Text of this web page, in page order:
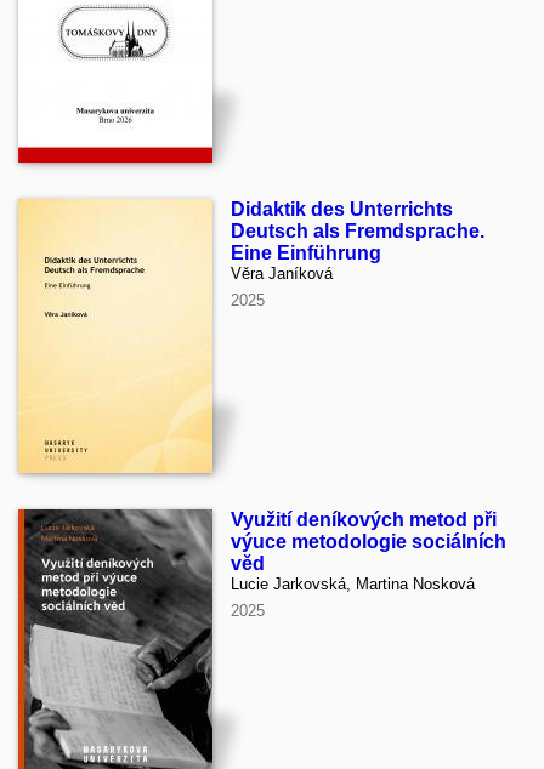
Didaktik des Unterrichts
Deutsch als Fremdsprache.
Eine Einführung
Věra Janíková
2025
Využití deníkových metod při
výuce metodologie sociálních
věd
Lucie Jarkovská, Martina Nosková
2025